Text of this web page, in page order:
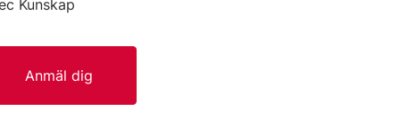
Kunskap
Anmäl dig